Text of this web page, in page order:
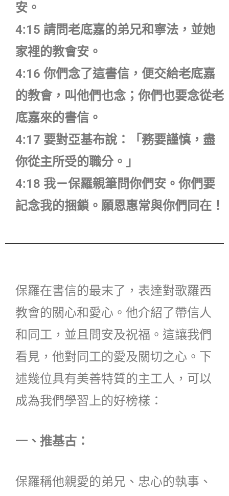
安。
4:15 請問老底嘉的弟兄和寧法，並她
家裡的教會安。
4:16 你們念了這書信，便交給老底嘉
的教會，叫他們也念；你們也要念從老
底嘉來的書信。
4:17 要對亞基布說：「務要謹慎，盡
你從主所受的職分。」
4:18 我－保羅親筆問你們安。你們要
記念我的捆鎖。願恩惠常與你們同在！
保羅在書信的最末了，表達對歌羅西
教會的關心和愛心。他介紹了帶信人
和同工，並且問安及祝福。這讓我們
看見，他對同工的愛及關切之心。下
述幾位具有美善特質的主工人，可以
成為我們學習上的好榜樣：
一、推基古：
保羅稱他親愛的弟兄、忠心的執事、